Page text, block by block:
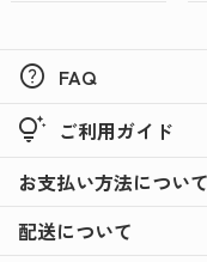
サンダー＆コアラ
☆★新商品のバレ
help FAQ
tips_and_updates ご利用ガイド
お支払い方法について
配送について